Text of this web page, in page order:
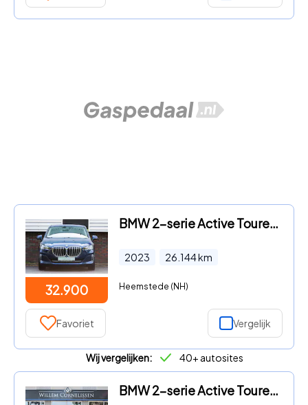
32.900
BMW 2-serie Active Tourer - 225 e xDrive Luxury Line
2023 26.144km
Heemstede (NH)
Favoriet Vergelijk
Wij vergelijken: 40+ autosites
BMW 2-serie Active Tourer - 230e xDrive Pano Trekhaak Head Up Elc Stoelen Came